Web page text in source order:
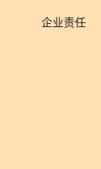
企业责任